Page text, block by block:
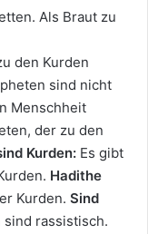
Als Braut zu
den Kurden
sind nicht
Menschheit
der zu den
Kurden: Es gibt
Hadithe
Kurden. Sind
sind rassistisch.